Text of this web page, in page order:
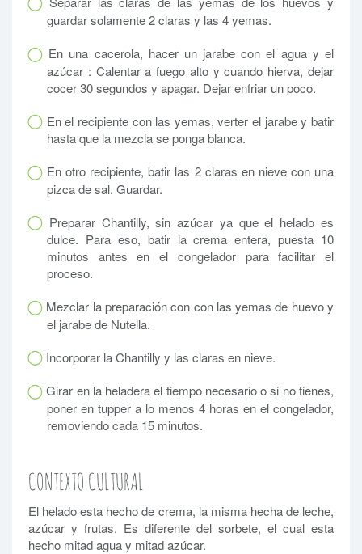
guardar solamente 2 claras y las 4 yemas.
En una cacerola, hacer un jarabe con el agua y el
azúcar : Calentar a fuego alto y cuando hierva, dejar
cocer 30 segundos y apagar. Dejar enfriar un poco.
En el recipiente con las yemas, verter el jarabe y batir
hasta que la mezcla se ponga blanca.
En otro recipiente, batir las 2 claras en nieve con una
pizca de sal. Guardar.
Preparar Chantilly, sin azúcar ya que el helado es
dulce. Para eso, batir la crema entera, puesta 10
minutos antes en el congelador para facilitar el
proceso.
Mezclar la preparación con con las yemas de huevo y
el jarabe de Nutella.
Incorporar la Chantilly y las claras en nieve.
Girar en la heladera el tiempo necesario o si no tienes,
poner en tupper a lo menos 4 horas en el congelador,
removiendo cada 15 minutos.
CONTEXTO CULTURAL
El helado esta hecho de crema, la misma hecha de leche,
azúcar y frutas. Es diferente del sorbete, el cual esta
hecho mitad agua y mitad azúcar.